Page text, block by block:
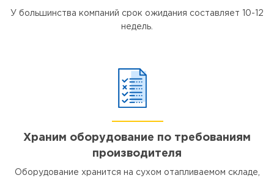
У большинства компаний срок ожидания составляет 10-12
недель.
Храним оборудование по требованиям
производителя
Оборудование хранится на сухом отапливаемом складе,